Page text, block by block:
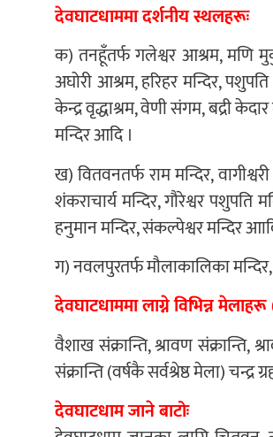
देवघाटधाममा दर्शनीय स्थलहरूः
क) तनहूँतर्फ गलेश्वर आश्रम, मणि
अघोरी आश्रम, हरिहर मन्दिर,
केन्द्र वृद्धाश्रम, वेणी संगम, बद्री
मन्दिर आदि ।
ख) वितवनतर्फ राम मन्दिर,
शंकराचार्य मन्दिर, गौरेश्वर
हनुमान मन्दिर, संकल्पेश्वर मन्दिर
ग) नवलपुरतर्फ मौलाकालिका मन्दिर,
देवघाटधाममा लाग्ने विभिन्न मेलाहरू
वैशाख संक्रान्ति, श्रावण संक्रान्ति,
संक्रान्ति (वर्षकै सर्वश्रेष्ठ मेला) चन्द्र
देवघाटधाम जाने बाटोः